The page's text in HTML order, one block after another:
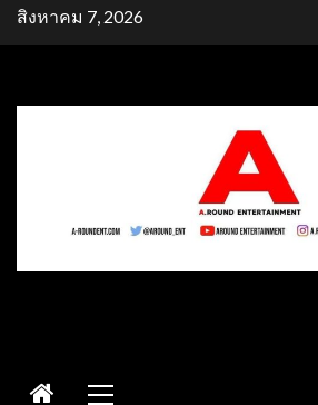
Skipสิงหาคม 7, 2026
Menu